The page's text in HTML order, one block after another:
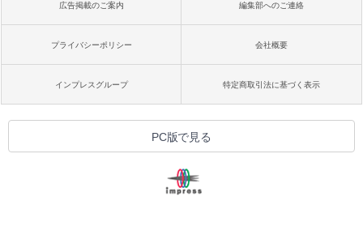
広告掲載のご案内 編集部へのご連絡
プライバシーポリシー 会社概要
インプレスグループ 特定商取引法に基づく表示
PC版で見る